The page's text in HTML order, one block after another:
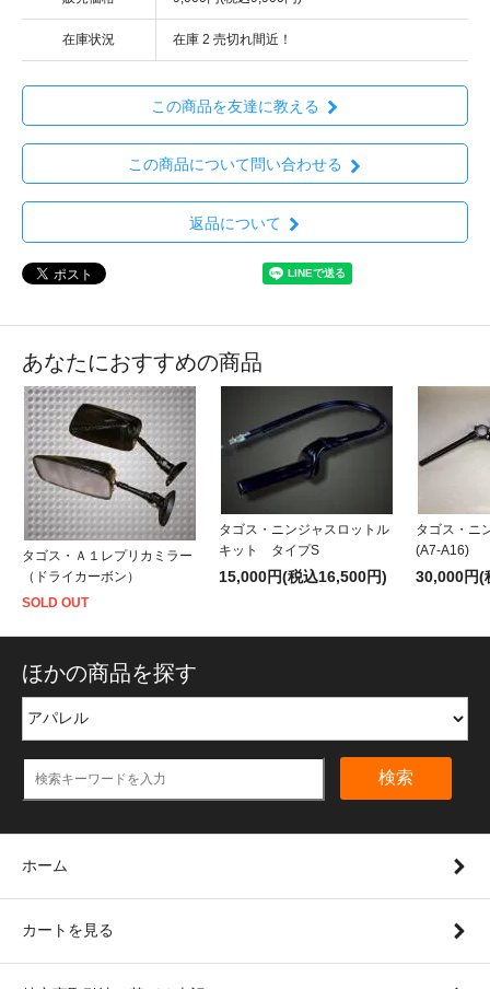
在庫状況 在庫 2 売切れ間近！
この商品を友達に教える
この商品について問い合わせる
返品について
あなたにおすすめの商品
タゴス・Ａ１レプリカミラー
（ドライカーボン）
SOLD OUT
タゴス・ニンジャスロットル
キット タイプS
15,000円(税込16,500円)
タゴス・
(A7-A16)
30,000円(
ほかの商品を探す
検索
ホーム
カートを見る